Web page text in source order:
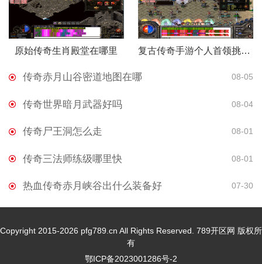
原始传奇生肖殿堂在哪里 复古传奇手游个人首领挑战怎么打
传奇赤月山谷密道地图在哪 08-05
传奇世界暗月武器好吗 08-04
传奇尸王洞怎么走 08-01
传奇三法师练级哪里快 08-01
热血传奇赤月峡谷出什么装备好 07-30
Copyright 2015-2026 pfg789.cn All Rights Reserved. 789开区网 版权所
有
鄂ICP备2023001286号-2